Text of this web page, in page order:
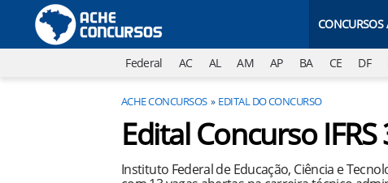
CONCURSOS
Federal AC AL AM AP BA CE DF
ACHE CONCURSOS EDITAL DO CONCURSO
Edital Concurso
Instituto Federal de Educação, Ciência e